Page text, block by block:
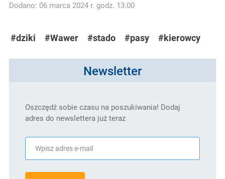
Dodano: 06 marca 2024 r. godz. 13:00
#dziki #Wawer #stado #pasy #kierowcy
Newsletter
Oszczędź sobie czasu na poszukiwania! Dodaj
adres do newslettera już teraz